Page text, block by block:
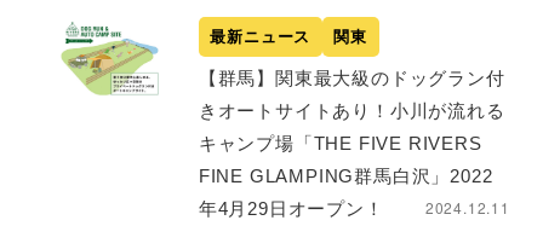
最新ニュース 関東
【群馬】関東最大級のドッグラン付
きオートサイトあり！小川が流れる
キャンプ場「THE FIVE RIVERS
FINE GLAMPING群馬白沢」2022
年4月29日オープン！
2024.12.11